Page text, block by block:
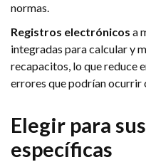
normas.
Registros electrónicos a
integradas para calcular y
recapacitos, lo que reduce
errores que podrían ocurrir
Elegir para
específicas